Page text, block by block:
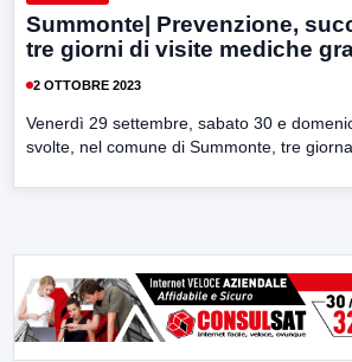
Summonte| Prevenzione,
tre giorni di visite mediche
2 OTTOBRE 2023
Venerdì 29 settembre, sabato 30 e
svolte, nel comune di Summonte, tre